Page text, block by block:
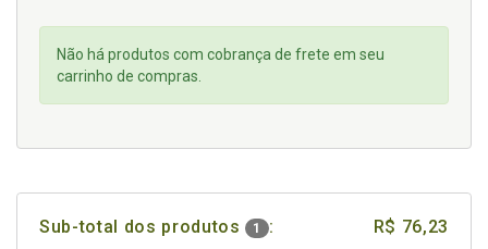
Não há produtos com cobrança de frete em seu
carrinho de compras.
Sub-total dos produtos 1 : R$ 76,23